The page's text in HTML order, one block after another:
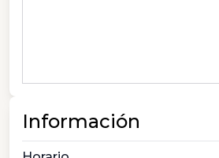
Información